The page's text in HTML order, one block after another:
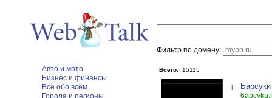
Фильтр по домену:
Авто и мото
Бизнес и финансы
Всё обо всём
Города и регионы
Всего: 15115
1 Барсуки